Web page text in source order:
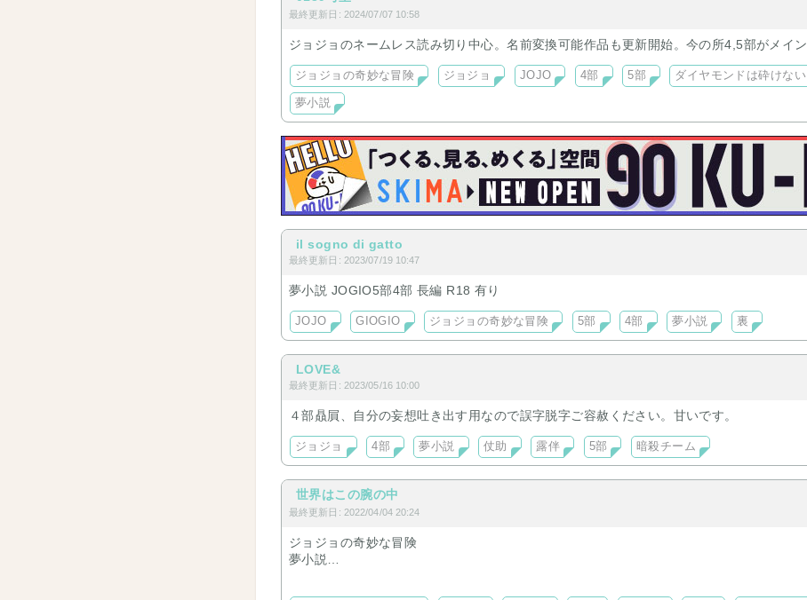
最終更新日: 2024/07/07 10:58
ジョジョのネームレス読み切り中心。名前変換可能作品も更新開始。今の所4,5部がメイン
ジョジョの奇妙な冒険 ジョジョ JOJO 4部 5部 ダイヤモンドは砕けない
夢小説
il sogno di gatto
最終更新日: 2023/07/19 10:47
夢小説 JOGIO5部4部 長編 R18 有り
JOJO GIOGIO ジョジョの奇妙な冒険 5部 4部 夢小説 裏
LOVE&
最終更新日: 2023/05/16 10:00
４部贔屓、自分の妄想吐き出す用なので誤字脱字ご容赦ください。甘いです。
ジョジョ 4部 夢小説 仗助 露伴 5部 暗殺チーム
世界はこの腕の中
最終更新日: 2022/04/04 20:24
ジョジョの奇妙な冒険
夢小説